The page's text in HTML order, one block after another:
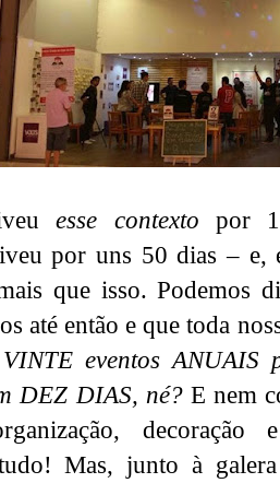
esse contexto por
por uns 50 dias – e,
que isso. Podemos
até então e que toda
eventos ANUAIS
DEZ DIAS, né? E nem
Mas, junto à